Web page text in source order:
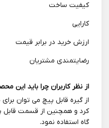
کیفیت ساخت
کارایی
ارزش خرید در برابر قیمت
رضایتمندی مشتریان
از نظر کاربران چرا باید این
از گیره قابل پیچ می توان
کرد و همچنین از قسمت قابل
گاه استفاده نمود.